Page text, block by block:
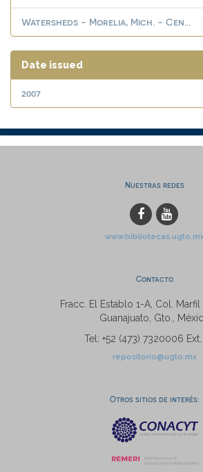
Watersheds - Morelia, Mich. - Cen...
Date issued
2007
Nuestras redes
Contacto
Fracc. El Establo 1-A, Col. Marfil
Guanajuato, Gto.,
Tel: +52 (473) 7320006
repositorio@ugto.mx
Otros sitios de interés: